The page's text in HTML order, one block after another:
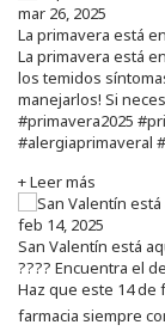
mar 26, 2025
La primavera está
La primavera está
los temidos
manejarlos! Si
#primavera2025
#alergiaprimaveral
+ Leer más
feb 14, 2025
San Valentín está
???? Encuentra el
Haz que este 14 de
farmacia siempre